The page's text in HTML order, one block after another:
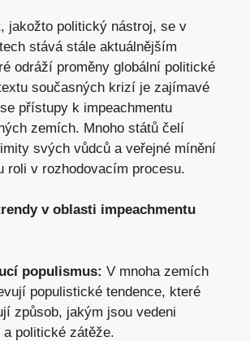
jakožto politický nástroj, se v
stává stále aktuálnějším
odráží proměny globální politické
současných krizí je zajímavé
přístupy k impeachmentu
zemích. Mnoho států čelí
svých vůdců a veřejné mínění
roli v rozhodovacím procesu.
v oblasti impeachmentu
populismus: V mnoha zemích
populistické tendence, které
způsob, jakým jsou vedeni
a politické zátěže.